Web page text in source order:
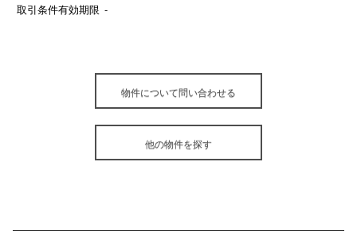
取引条件有効期限 -
物件について問い合わせる
他の物件を探す